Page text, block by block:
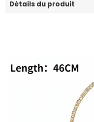
Détails du produit